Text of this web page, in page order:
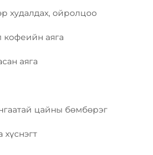
худалдах, ойролцоо
кофеийн аяга
аяга
цайны бөмбөрэг
хүснэгт